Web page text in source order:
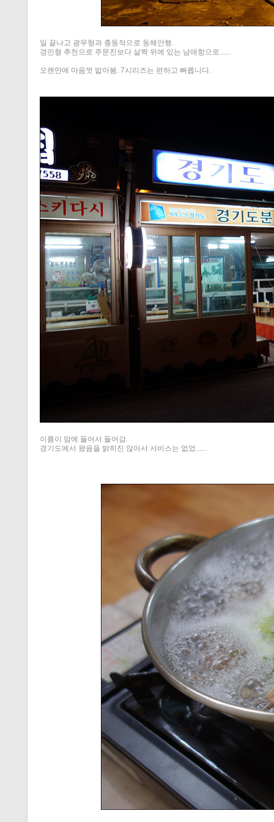
일 끝나고 광무형과 충동적으로 동해안행.
경민형 추천으로 주문진보다 살짝 위에 있는 남애항으로......
오랜만에 마음껏 밟아봄. 7시리즈는 편하고 빠릅니다.
이름이 맘에 들어서 들어감.
경기도에서 왔음을 밝히진 않아서 서비스는 없었......